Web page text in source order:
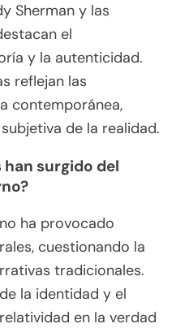
Sherman y las
el
y la autenticidad.
reflejan las
contemporánea,
de la realidad.
surgido del
ha provocado
cuestionando la
tradicionales.
la identidad y el
en la verdad